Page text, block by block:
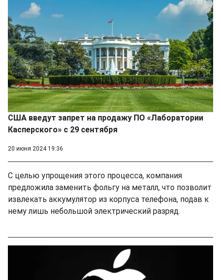
США введут запрет на продажу ПО «Лаборатории
Касперского» с 29 сентября
20 июня 2024 19:36
С целью упрощения этого процесса, компания
предложила заменить фольгу на металл, что позволит
извлекать аккумулятор из корпуса телефона, подав к
нему лишь небольшой электрический разряд.